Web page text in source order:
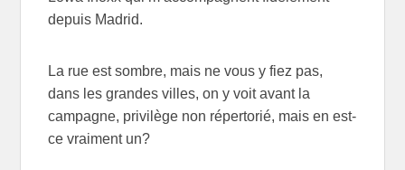
depuis Madrid.
La rue est sombre, mais ne vous y fiez pas,
dans les grandes villes, on y voit avant la
campagne, privilège non répertorié, mais en est-
ce vraiment un?